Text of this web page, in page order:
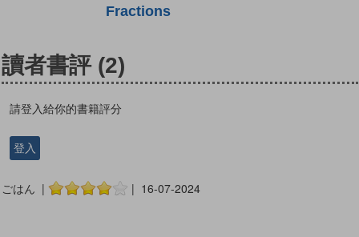
Fractions
讀者書評 (2)
請登入給你的書籍評分
登入
ごはん | | 16-07-2024